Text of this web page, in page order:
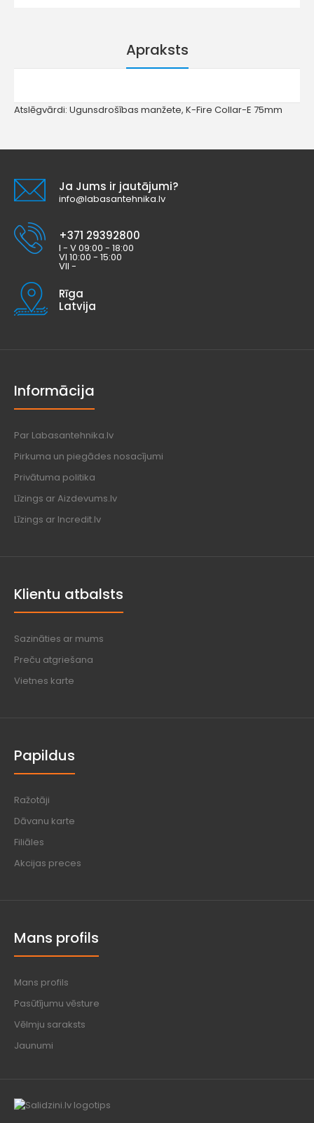
Apraksts
Atslēgvārdi: Ugunsdrošības manžete, K-Fire Collar-E 75mm
Ja Jums ir jautājumi?
info@labasantehnika.lv
+371 29392800
I - V 09:00 - 18:00
VI 10:00 - 15:00
VII -
Rīga
Latvija
Informācija
Par Labasantehnika.lv
Pirkuma un piegādes nosacījumi
Privātuma politika
Līzings ar Aizdevums.lv
Līzings ar Incredit.lv
Klientu atbalsts
Sazināties ar mums
Preču atgriešana
Vietnes karte
Papildus
Ražotāji
Dāvanu karte
Filiāles
Akcijas preces
Mans profils
Mans profils
Pasūtījumu vēsture
Vēlmju saraksts
Jaunumi